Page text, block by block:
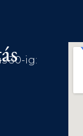
30-ig: